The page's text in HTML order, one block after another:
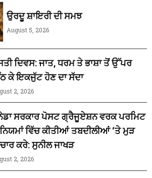
ਉਰਦੂ ਸ਼ਾਇਰੀ ਦੀ ਸਮਝ
August 5, 2026
ਦਿਵਸ: ਜਾਤ, ਧਰਮ ਤੇ ਭਾਸ਼ਾ ਤੋਂ ਉੱਪਰ
ਕੇ ਇਕਜੁੱਟ ਹੋਣ ਦਾ ਸੱਦਾ
2, 2026
ਸਰਕਾਰ ਪੋਸਟ ਗ੍ਰੈਜੂਏਸ਼ਨ ਵਰਕ ਪਰਮਿਟ
ਵਿੱਚ ਕੀਤੀਆਂ ਤਬਦੀਲੀਆਂ ‘ਤੇ ਮੁੜ
ਕਰੇ: ਸੁਨੀਲ ਜਾਖੜ
2, 2026